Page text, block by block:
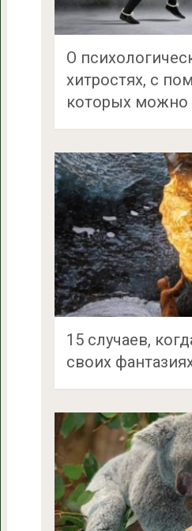
O
хитростях, с
которых можно
15 случаев,
своих